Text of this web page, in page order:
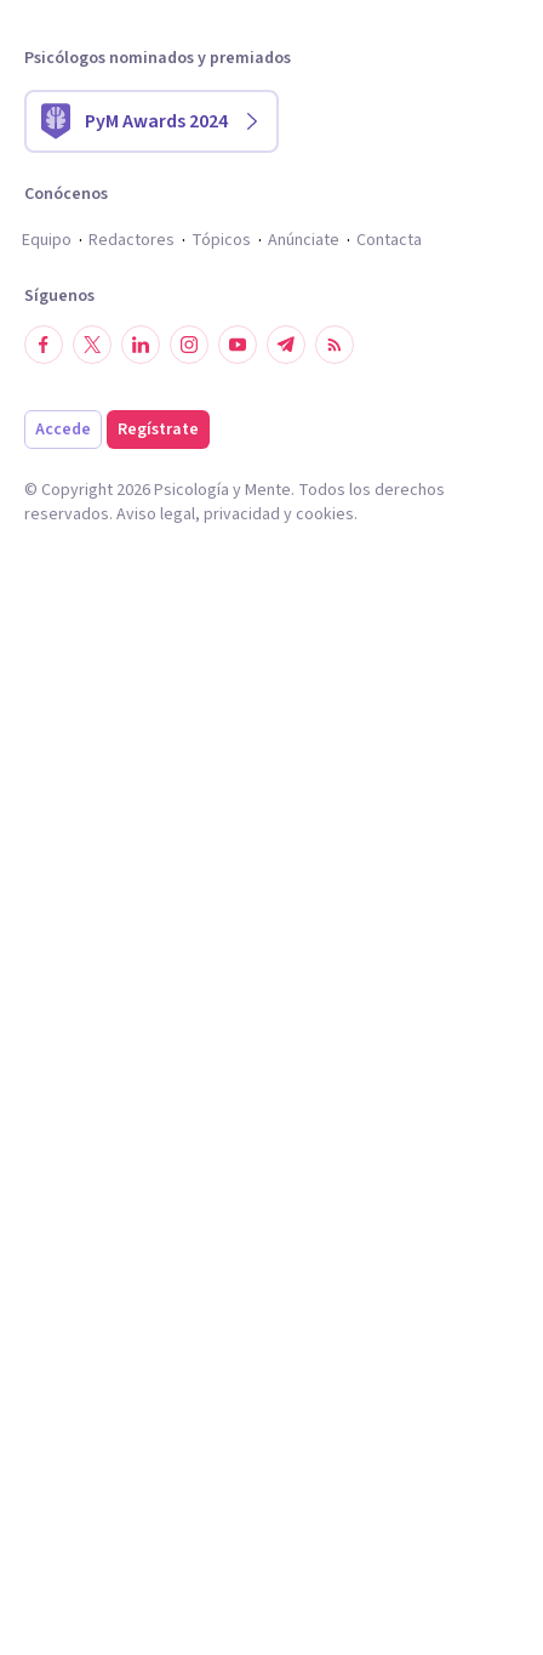
Psicólogos nominados y premiados
PyM Awards 2024
Conócenos
Equipo
Redactores Tópicos Anúnciate Contacta
Síguenos
Accede Regístrate
© Copyright 2026Psicología y Mente. Todos los derechos
reservados. Aviso legal, privacidad y cookies.